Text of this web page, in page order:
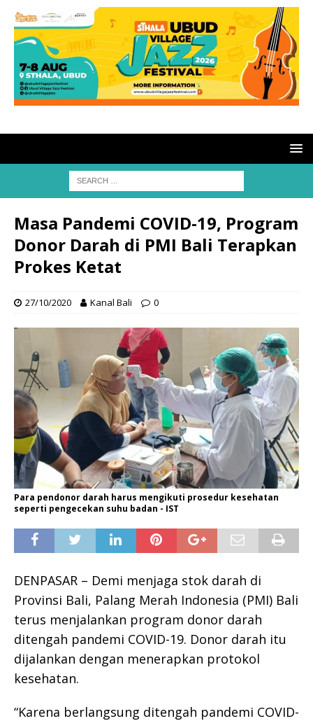
Masa Pandemi COVID-19, Program
Donor Darah di PMI Bali Terapkan
Prokes Ketat
27/10/2020 Kanal Bali 0
Para pendonor darah harus mengikuti prosedur kesehatan
seperti pengecekan suhu badan - IST
DENPASAR – Demi menjaga stok darah di
Provinsi Bali, Palang Merah Indonesia (PMI) Bali
terus menjalankan program donor darah
ditengah pandemi COVID-19. Donor darah itu
dijalankan dengan menerapkan protokol
kesehatan.
“Karena berlangsung ditengah pandemi COVID-